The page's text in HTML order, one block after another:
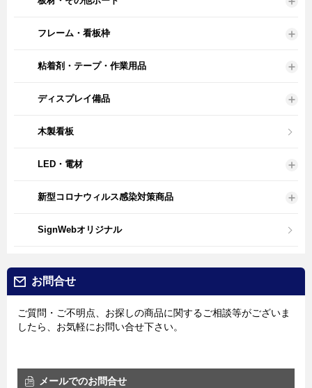
フレーム・看板枠
粘着剤・テープ・作業用品
ディスプレイ備品
木製看板
LED・電材
新型コロナウィルス感染対策商品
SignWebオリジナル
お問合せ
ご質問・ご不明点、お探しの商品に関するご相談等がございま
したら、お気軽にお問い合せ下さい。
メールでのお問合せ